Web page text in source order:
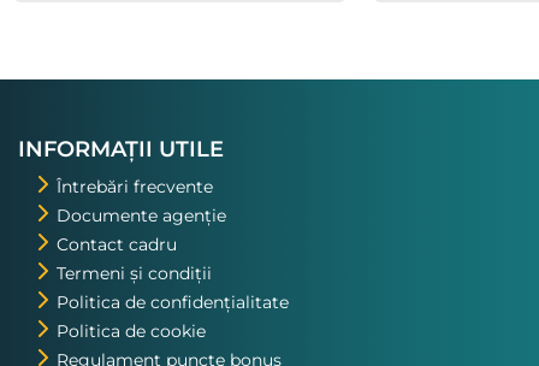
excursiile pe care o voi repeta!
INFORMAȚII UTILE
Întrebări frecvente
Documente agenție
Contact cadru
Termeni și condiții
Politica de confidențialitate
Politica de cookie
Regulament puncte bonus